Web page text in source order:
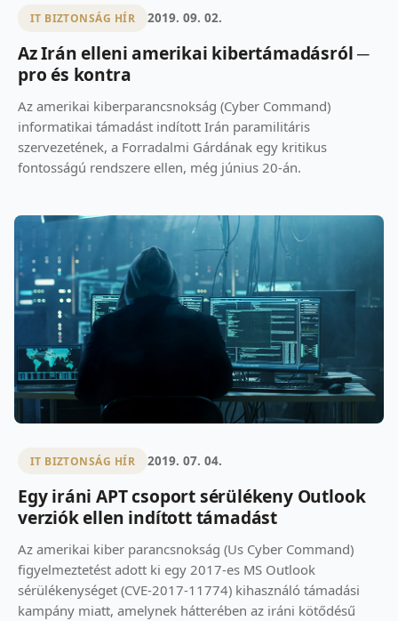
IT BIZTONSÁG HÍR 2019. 09. 02.
Az Irán elleni amerikai kibertámadásról ─
pro és kontra
Az amerikai kiberparancsnokság (Cyber Command)
informatikai támadást indított Irán paramilitáris
szervezetének, a Forradalmi Gárdának egy kritikus
fontosságú rendszere ellen, még június 20-án.
IT BIZTONSÁG HÍR 2019. 07. 04.
Egy iráni APT csoport sérülékeny Outlook
verziók ellen indított támadást
Az amerikai kiber parancsnokság (Us Cyber Command)
figyelmeztetést adott ki egy 2017-es MS Outlook
sérülékenységet (CVE-2017-11774) kihasználó támadási
kampány miatt, amelynek hátterében az iráni kötődésű